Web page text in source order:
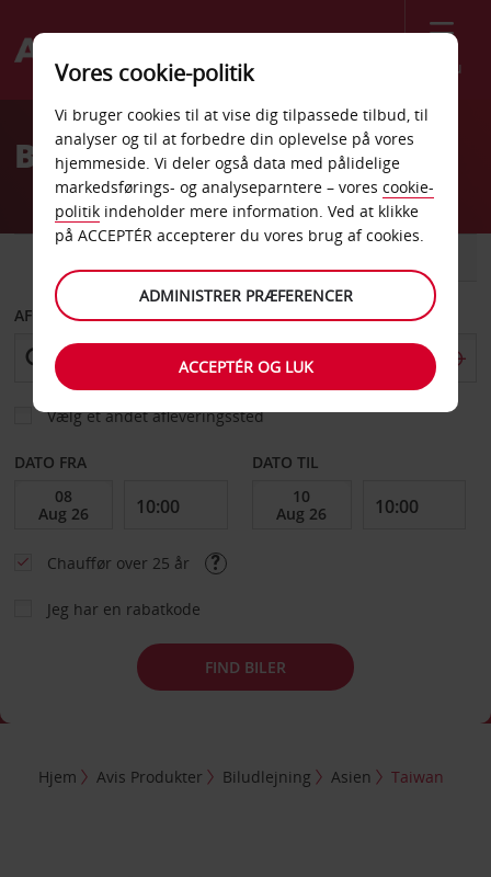
Menu
Welcome
AvisBilleje Taiwan
AFHENT FRA
Vælg et andet afleveringssted
DATO FRA DATO TIL
Chauffør over 25 år
Jeg har en rabatkode
FIND BILER
Hjem Avis Produkter Biludlejning Asien Taiwan
Vores cookie-politik
Vi bruger cookies til at vise dig tilpassede tilbud, til
analyser og til at forbedre din oplevelse på vores
hjemmeside. Vi deler også data med pålidelige
markedsførings- og analyseparntere – vores cookie-
politik indeholder mere information. Ved at klikke
på ACCEPTÉR accepterer du vores brug af cookies.
ADMINISTRER PRÆFERENCER
ACCEPTÉR OG LUK